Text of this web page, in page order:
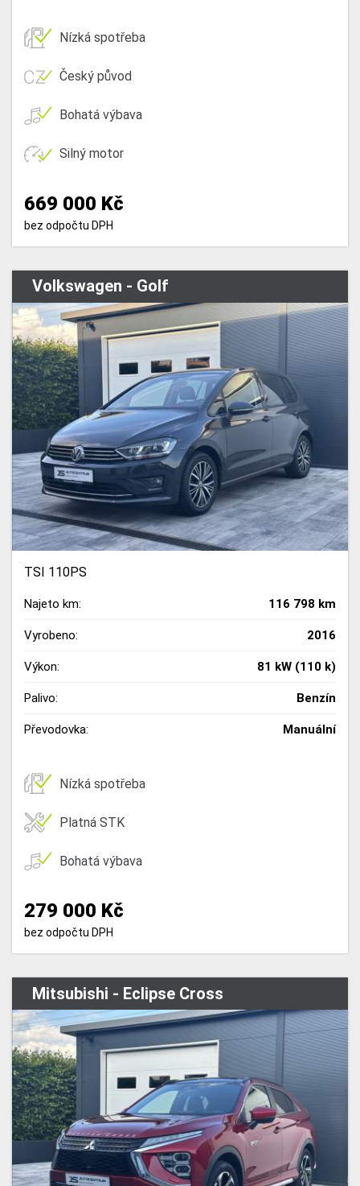
Nízká spotřeba
Český původ
Bohatá výbava
Silný motor
669 000 Kč
bez odpočtu DPH
Volkswagen - Golf
TSI 110PS
Najeto km: 116 798 km
Vyrobeno: 2016
Výkon: 81 kW (110 k)
Palivo: Benzín
Převodovka: Manuální
Nízká spotřeba
Platná STK
Bohatá výbava
279 000 Kč
bez odpočtu DPH
Mitsubishi - Eclipse Cross